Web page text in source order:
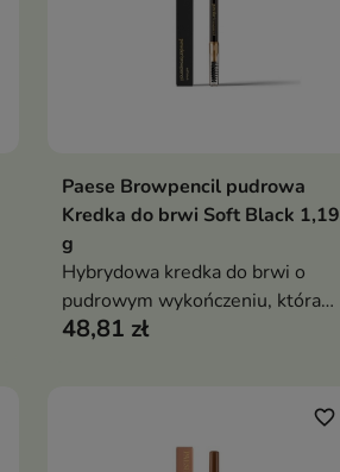
Dodaj do koszyka
Paese Browpencil pudrowa
Kredka do brwi Soft Black 1,19
g
Hybrydowa kredka do brwi o
pudrowym wykończeniu, która
łączy trwałość kredki z
stopniowalne nasycenie koloru i
matowy, naturalny rezultat
48,81 zł
favorite_border